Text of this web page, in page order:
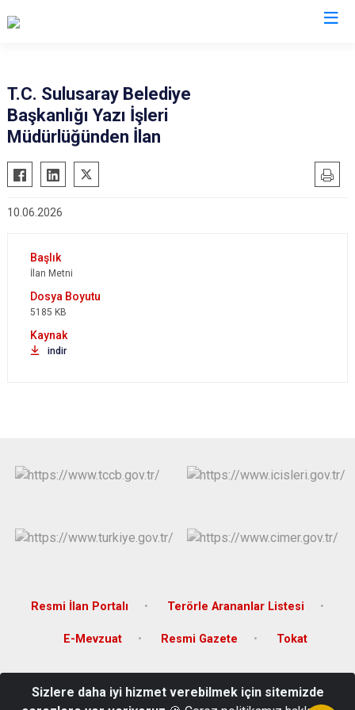
T.C. Sulusaray Belediye
Başkanlığı Yazı İşleri
Müdürlüğünden İlan
10.06.2026
İlan Metni
5185 KB
indir
Resmi İlan Portalı Terörle Arananlar Listesi
E-Mevzuat Resmi Gazete Tokat
Sarayı, Tokat
Sizlere daha iyi hizmet verebilmek için sitemizde